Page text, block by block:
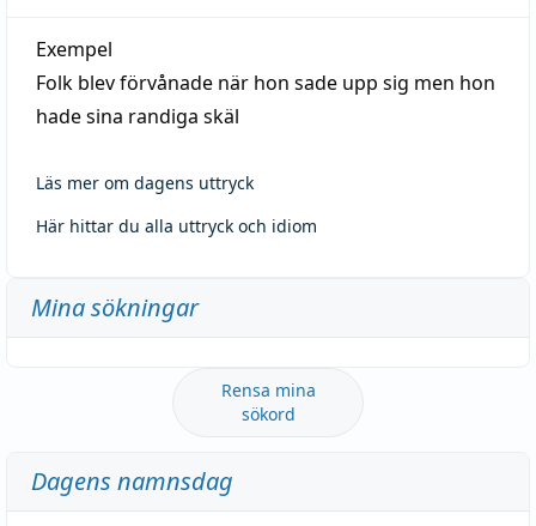
Exempel
Folk blev förvånade när hon sade upp sig men hon
hade sina randiga skäl
Läs mer om dagens uttryck
Här hittar du alla uttryck och idiom
Mina sökningar
Rensa mina
sökord
Dagens namnsdag